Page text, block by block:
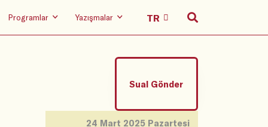
Programlar Yazışmalar
Sual Gönder
24 Mart 2025 Pazartesi